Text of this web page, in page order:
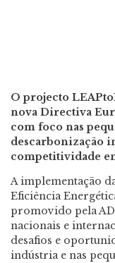
O projecto
nova Directiva
com foco nas
descarbonização
competitividade
A implementação
Eficiência
promovido pela
nacionais e
desafios e
indústria e nas